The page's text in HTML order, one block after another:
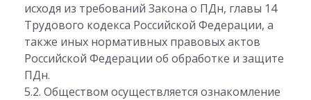
исходя из требований Закона о ПДн, главы 14
Трудового кодекса Российской Федерации, а
также иных нормативных правовых актов
Российской Федерации об обработке и защите
ПДн.
5.2. Обществом осуществляется ознакомление